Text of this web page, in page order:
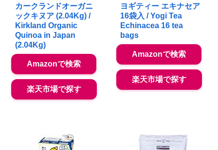
カークランドオーガニ
ックキヌア (2.04Kg) /
Kirkland Organic
Quinoa in Japan
(2.04Kg)
Amazonで検索
楽天市場で探す
ヨギティー エキナセア
16袋入 / Yogi Tea
Echinacea 16 tea
bags
Amazonで検索
楽天市場で探す